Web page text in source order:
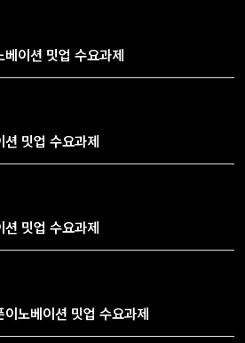
이션 밋업 수요과제
밋업 수요과제
밋업 수요과제
노베이션 밋업 수요과제